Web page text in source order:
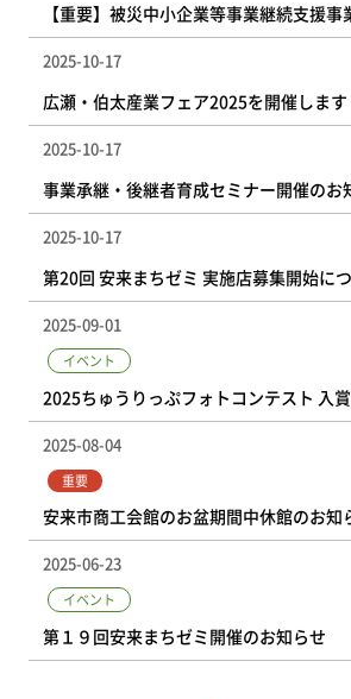
【重要】被災中小企業等事業継続支援
2025-10-17
広瀬・伯太産業フェア2025を開催します
2025-10-17
事業承継・後継者育成セミナー開催のお
2025-10-17
第20回 安来まちゼミ 実施店募集開始に
2025-09-01
イベント
2025ちゅうりっぷフォトコンテスト 入
2025-08-04
重要
安来市商工会館のお盆期間中休館のお知
2025-06-23
イベント
第１９回安来まちゼミ開催のお知らせ